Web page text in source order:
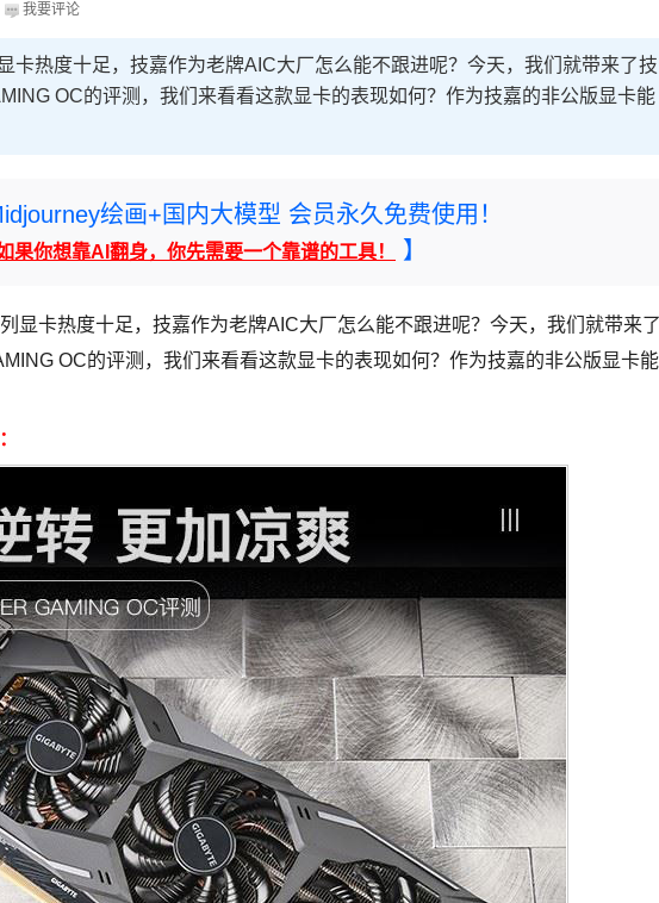
我要评论
卡热度十足，技嘉作为老牌AIC大厂怎么能不跟进呢？今天，我们就带来了技
OC的评测，我们来看看这款显卡的表现如何？作为技嘉的非公版显卡能
绘画+国内大模型 会员永久免费使用！
果你想靠AI翻身，你先需要一个靠谱的工具！ 】
卡热度十足，技嘉作为老牌AIC大厂怎么能不跟进呢？今天，我们就带来了
OC的评测，我们来看看这款显卡的表现如何？作为技嘉的非公版显卡能